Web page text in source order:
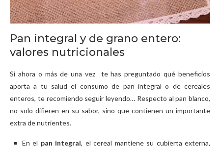
Pan integral y de grano entero:
valores nutricionales
Si ahora o más de una vez te has preguntado qué beneficios
aporta a tu salud el consumo de pan integral o de cereales
enteros, te recomiendo seguir leyendo… Respecto al pan blanco,
no solo difieren en su sabor, sino que contienen un importante
extra de nutrientes.
En el pan integral, el cereal mantiene su cubierta externa,